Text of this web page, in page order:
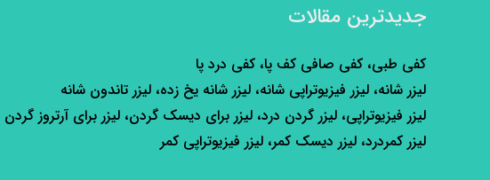
جدیدترین مقالات
کفی طبی، کفی صافی کف پا، کفی درد پا
لیزر شانه، لیزر فیزیوتراپی شانه، لیزر شانه یخ زده، لیزر تاندون شانه
لیزر فیزیوتراپی، لیزر گردن درد، لیزر برای دیسک گردن، لیزر برای آرتروز گردن
لیزر کمردرد، لیزر دیسک کمر، لیزر فیزیوتراپی کمر